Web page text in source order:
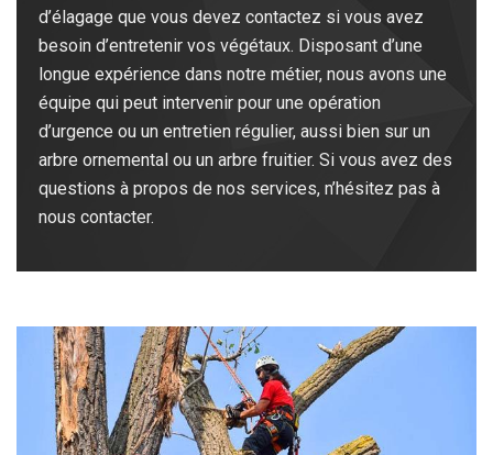
d’élagage que vous devez contactez si vous avez
besoin d’entretenir vos végétaux. Disposant d’une
longue expérience dans notre métier, nous avons une
équipe qui peut intervenir pour une opération
d’urgence ou un entretien régulier, aussi bien sur un
arbre ornemental ou un arbre fruitier. Si vous avez des
questions à propos de nos services, n’hésitez pas à
nous contacter.